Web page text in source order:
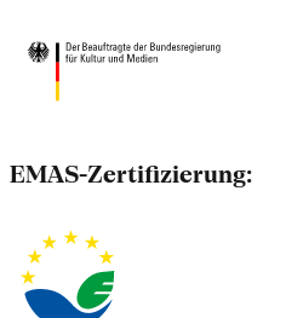
EMAS-Zertifizierung: